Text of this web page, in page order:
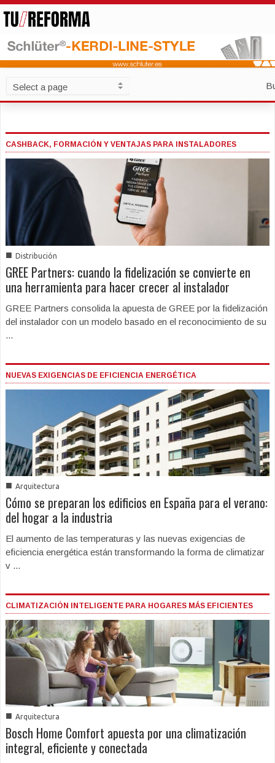
CASHBACK, FORMACIÓN Y VENTAJAS PARA INSTALADORES
■ Distribución
GREE Partners: cuando la fidelización se convierte en
una herramienta para hacer crecer al instalador
GREE Partners consolida la apuesta de GREE por la fidelización
del instalador con un modelo basado en el reconocimiento de su
...
NUEVAS EXIGENCIAS DE EFICIENCIA ENERGÉTICA
■ Arquitectura
Cómo se preparan los edificios en España para el verano:
del hogar a la industria
El aumento de las temperaturas y las nuevas exigencias de
eficiencia energética están transformando la forma de climatizar
v ...
CLIMATIZACIÓN INTELIGENTE PARA HOGARES MÁS EFICIENTES
■ Arquitectura
Bosch Home Comfort apuesta por una climatización
integral, eficiente y conectada